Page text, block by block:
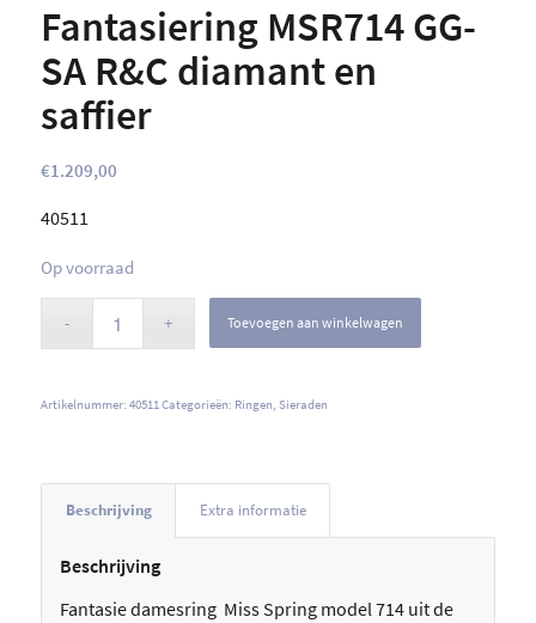
Fantasiering MSR714 GG-
SA R&C diamant en
saffier
€1.209,00
40511
Op voorraad
Toevoegen aan winkelwagen
Artikelnummer: 40511Categorieën: Ringen, Sieraden
Beschrijving Extra informatie
Beschrijving
Fantasie damesring Miss Spring model 714 uit de